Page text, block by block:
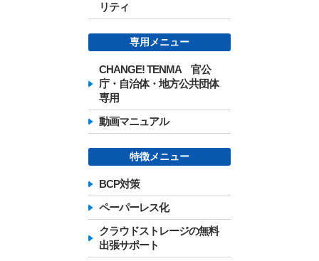
リティ
専用メニュー
CHANGE! TENMA 官公
庁・自治体・地方公共団体
専用
動画マニュアル
特徴メニュー
BCP対策
ペーパーレス化
クラウドストレージの無料
出張サポート